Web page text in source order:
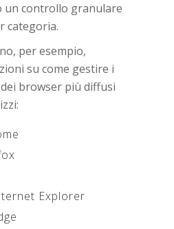
un controllo granulare
categoria.
per esempio,
su come gestire i
browser più diffusi
Explorer